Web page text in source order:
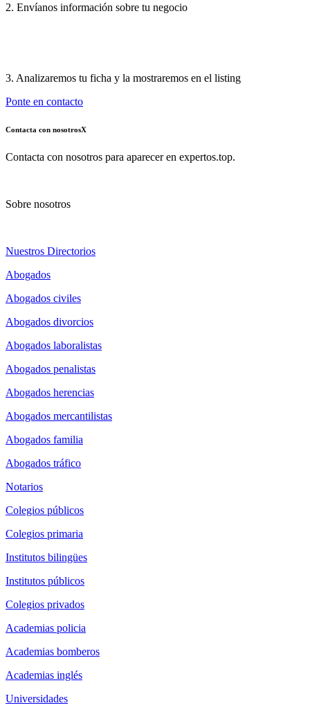
2. Envíanos información sobre tu negocio
3. Analizaremos tu ficha y la mostraremos en el listing
Ponte en contacto
Contacta con nosotrosX
Contacta con nosotros para aparecer en expertos.top.
Sobre nosotros
Nuestros Directorios
Abogados
Abogados civiles
Abogados divorcios
Abogados laboralistas
Abogados penalistas
Abogados herencias
Abogados mercantilistas
Abogados familia
Abogados tráfico
Notarios
Colegios públicos
Colegios primaria
Institutos bilingües
Institutos públicos
Colegios privados
Academias policia
Academias bomberos
Academias inglés
Universidades